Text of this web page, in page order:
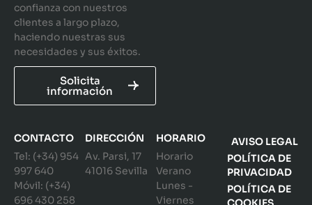
confianza con nuestros
clientes a largo plazo,
haciendo nuestras sus
necesidades y sus éxitos.
Solicita
información
CONTACTO
Tel: (+34) 954
997 640
Móvil: (+34)
696 430 258
DIRECCIÓN
Av. Parsi, 17
41016 Sevilla
HORARIO
Horario
Verano
Lunes -
Viernes
AVISO LEGAL
POLÍTICA DE
PRIVACIDAD
POLÍTICA DE